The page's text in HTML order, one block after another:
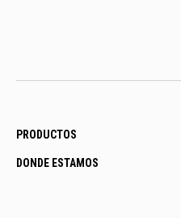
PRODUCTOS
DONDE ESTAMOS